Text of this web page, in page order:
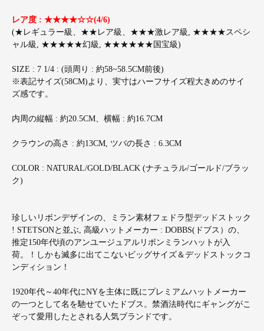
レア度 : ★★★★☆☆(4/6)
(★レギュラー級、★★レア級、★★★激レア級, ★★★★スペシ
ャル級, ★★★★★幻級, ★★★★★★国宝級)
SIZE : 7 1/4 : (頭周り : 約58~58.5CM前後)
※表記サイズ(58CM)より、実寸はハーフサイズ程大きめのサイ
ズ感です。
内周の縦幅 : 約20.5CM、横幅 : 約16.7CM
クラウンの高さ : 約13CM, ツバの長さ : 6.3CM
COLOR : NATURAL/GOLD/BLACK (ナチュラル/ゴールド/ブラッ
ク)
珍しいリボンデザインの、ミラン素材フェドラ型デッドストック
! STETSONと並ぶ, 高級ハットメーカー : DOBBS(ドブス）の、
推定150年代頃のアンユージュアルリボンミランハットが入
荷。！しかも滅多に出てこないビッグサイズ＆デッドストックコ
ンディション！
1920年代～40年代にNYを主体に既にプレミアムハットメーカー
の一つとして名を馳せていたドブス。禁酒法時代にギャングがこ
ぞって愛用したとされる人気ブランドです。